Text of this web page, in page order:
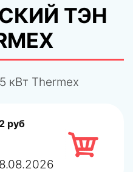
ТЭН
руб